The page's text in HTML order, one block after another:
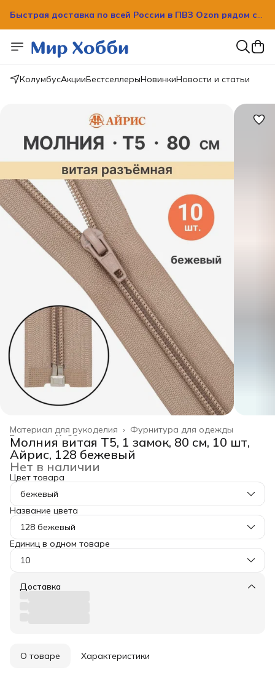
Быстрая доставка по всей России в ПВЗ Ozon рядом с
Быстрая доставка по всей России в ПВЗ Ozon рядом с
вашим домом!
КолумбусАкцииБестселлерыНовинкиНовости и статьи
Фурнитура для одежды
Материал для рукоделия ›
Хобби и творчество ›
Главная ›
Молния витая Т5, 1 замок, 80 см, 10 шт,
Айрис, 128 бежевый
Нет в наличии
Цвет товара
бежевый
Название цвета
128 бежевый
Единиц в одном товаре
10
Доставка
О товаре Характеристики